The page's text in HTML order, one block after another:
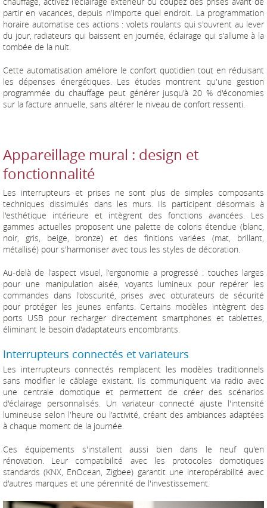
partir en vacances, depuis n'importe quel endroit. La programmation
horaire automatise ces actions : volets roulants qui s'ouvrent au lever
du jour, radiateurs qui baissent en journée, éclairage qui s'allume à la
tombée de la nuit.
Cette automatisation améliore le confort quotidien tout en réduisant
les dépenses énergétiques. Les études montrent qu'une gestion
programmée du chauffage peut générer jusqu'à 20 % d'économies
sur la facture annuelle, sans altérer le niveau de confort ressenti.
Appareillage mural : design et
fonctionnalité
Les interrupteurs et prises ne sont plus de simples composants
techniques dissimulés dans les murs. Ils participent désormais à
l'esthétique intérieure et intègrent des fonctions avancées. Les
gammes actuelles proposent une palette de coloris étendue (blanc,
noir, gris, beige, bronze) et des finitions variées (mat, brillant,
métallisé) pour s'harmoniser avec tous les styles de décoration.
Au-delà de l'aspect visuel, l'ergonomie a progressé : touches larges
pour une manipulation aisée, voyants lumineux pour repérer les
commandes dans l'obscurité, prises avec obturateurs de sécurité
pour protéger les jeunes enfants. Certains modèles intègrent des
ports USB pour recharger directement smartphones et tablettes,
éliminant le besoin d'adaptateurs encombrants.
Interrupteurs connectés et variateurs
Les interrupteurs connectés remplacent les modèles traditionnels
sans modifier le câblage existant. Ils communiquent via radio avec
une centrale domotique et permettent de créer des scénarios
d'éclairage personnalisés. Un variateur connecté ajuste l'intensité
lumineuse selon l'heure ou l'activité, créant des ambiances adaptées
à chaque moment de la journée.
Ces équipements s'installent aussi bien dans le neuf qu'en
rénovation. Leur compatibilité avec les protocoles domotiques
standards (KNX, EnOcean, Zigbee) garantit une interopérabilité avec
d'autres marques et une pérennité de l'investissement.